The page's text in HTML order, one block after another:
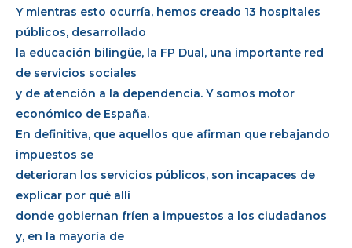
Y mientras esto ocurría, hemos creado 13 hospitales
públicos, desarrollado
la educación bilingüe, la FP Dual, una importante red
de servicios sociales
y de atención a la dependencia. Y somos motor
económico de España.
En definitiva, que aquellos que afirman que rebajando
impuestos se
deterioran los servicios públicos, son incapaces de
explicar por qué allí
donde gobiernan fríen a impuestos a los ciudadanos
y, en la mayoría de